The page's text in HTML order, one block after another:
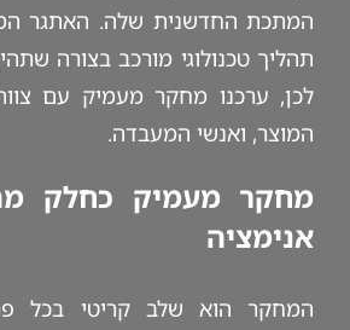
המתכת החדשנית שלה. האתגר
תהליך טכנולוגי מורכב בצורה
לכן, ערכנו מחקר מעמיק עם
המוצר, ואנשי המעבדה.
מחקר מעמיק כחלק
אנימציה
המחקר הוא שלב קריטי בכל